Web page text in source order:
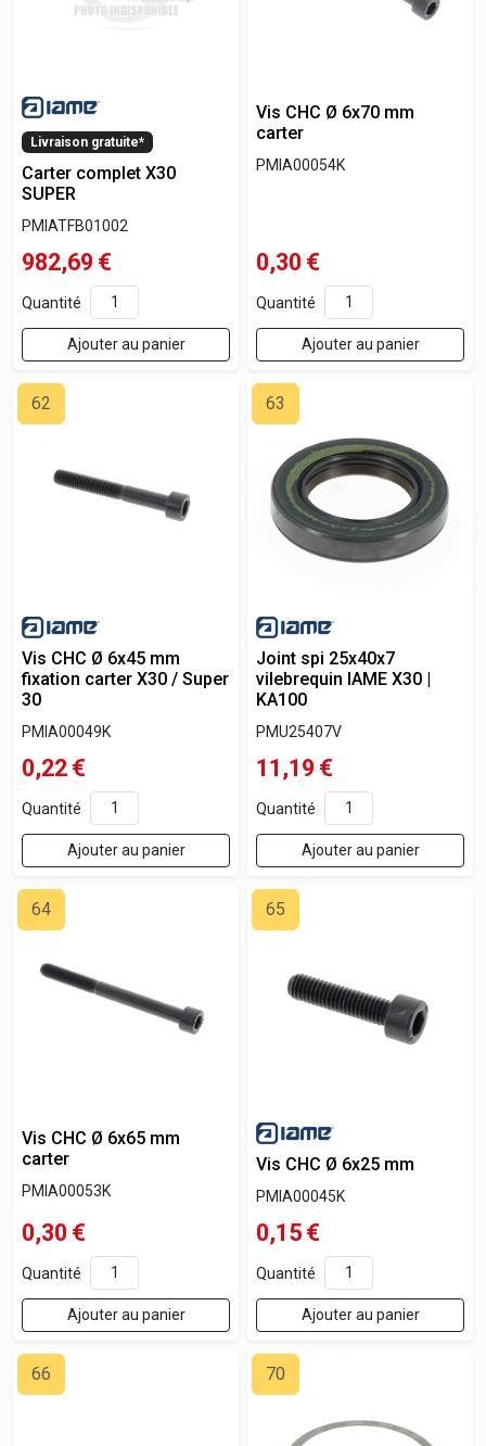
Livraison gratuite*
Carter complet X30
SUPER
PMIATFB01002
982,69 €
Quantité
Ajouter au panier
Vis CHC Ø 6x70 mm
carter
PMIA00054K
0,30 €
Quantité
Ajouter au panier
62
Vis CHC Ø 6x45 mm
fixation carter X30 / Super
30
PMIA00049K
0,22 €
Quantité
Ajouter au panier
63
Joint spi 25x40x7
vilebrequin IAME X30 |
KA100
PMU25407V
11,19 €
Quantité
Ajouter au panier
64
Vis CHC Ø 6x65 mm
carter
PMIA00053K
0,30 €
Quantité
Ajouter au panier
65
Vis CHC Ø 6x25 mm
PMIA00045K
0,15 €
Quantité
Ajouter au panier
66 70